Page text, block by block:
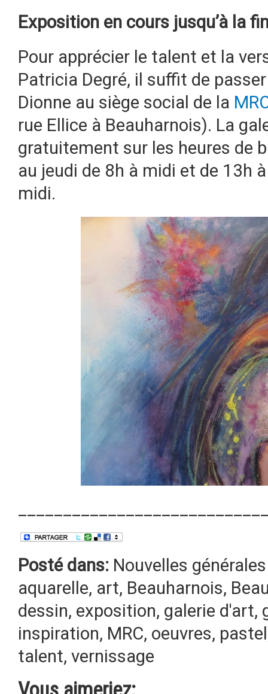
Exposition en cours jusqu’à la
Pour apprécier le talent et la
Patricia Degré, il suffit de
Dionne au siège social de la
rue Ellice à Beauharnois). La
gratuitement sur les heures de
au jeudi de 8h à midi et de 13h
midi.
Posté dans: Nouvelles générales
aquarelle, art, Beauharnois,
dessin, exposition, galerie d'art,
inspiration, MRC, oeuvres, pastel
talent, vernissage